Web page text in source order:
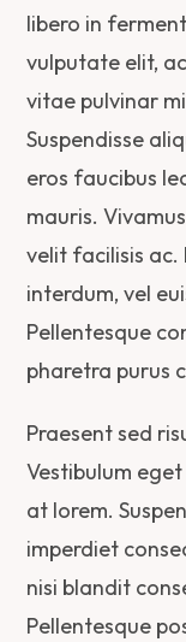
libero in
vulputate elit,
vitae pulvinar
Suspendisse
eros faucibus
mauris.
velit facilisis ac.
interdum, vel
Pellentesque
pharetra purus
Praesent sed
Vestibulum
at lorem.
imperdiet
nisi blandit
Pellentesque